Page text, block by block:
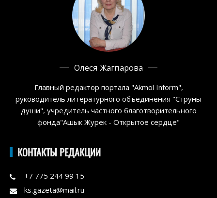
Олеся Жагпарова
Главный редактор портала "Akmol Inform",
руководитель литературного объединения "Струны
души", учредитель частного благотворительного
фонда"Ашык Журек - Открытое сердце"
КОНТАКТЫ РЕДАКЦИИ
+7 775 244 99 15
ks.gazeta@mail.ru